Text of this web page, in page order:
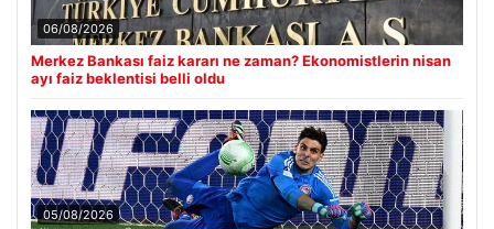
06/08/2026
Merkez Bankası faiz kararı ne zaman? Ekonomistlerin nisan
ayı faiz beklentisi belli oldu
05/08/2026